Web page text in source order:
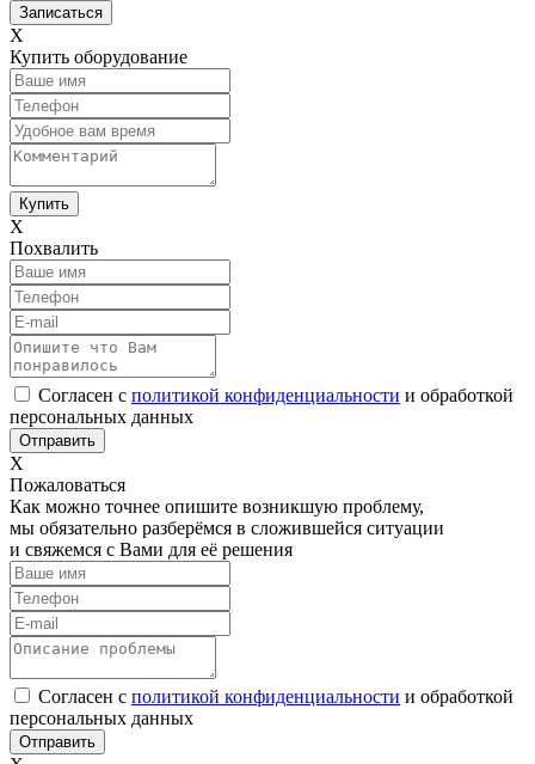
Х
Купить оборудование
Х
Похвалить
Согласен с политикой конфиденциальности и обработкой
персональных данных
Х
Пожаловаться
Как можно точнее опишите возникшую проблему,
мы обязательно разберёмся в сложившейся ситуации
и свяжемся с Вами для её решения
Согласен с политикой конфиденциальности и обработкой
персональных данных